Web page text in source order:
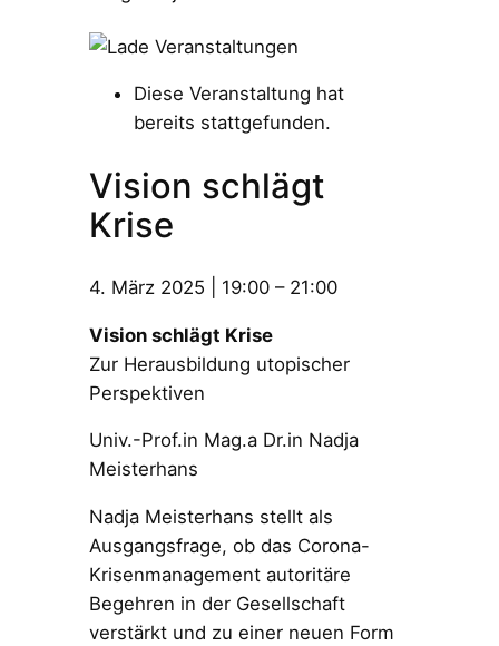
Diese Veranstaltung hat
bereits stattgefunden.
Vision schlägt
Krise
4. März 2025 19:00 – 21:00
Vision schlägt Krise
Zur Herausbildung utopischer
Perspektiven
Univ.-Prof.in Mag.a Dr.in Nadja
Meisterhans
Nadja Meisterhans stellt als
Ausgangsfrage, ob das Corona-
Krisenmanagement autoritäre
Begehren in der Gesellschaft
verstärkt und zu einer neuen Form